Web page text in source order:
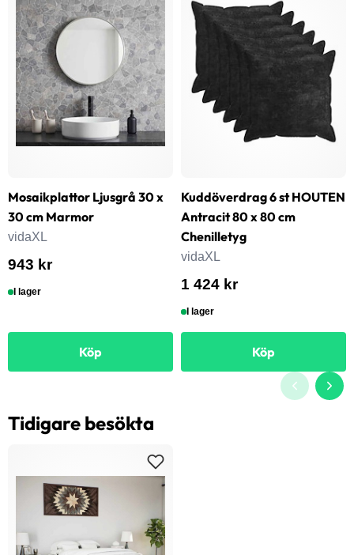
Mosaikplattor Ljusgrå 30 x
30 cm Marmor
vidaXL
943 kr
I lager
Köp
Kuddöverdrag 6 st HOUTEN
Antracit 80 x 80 cm
Chenilletyg
vidaXL
1 424 kr
I lager
Köp
Tidigare besökta